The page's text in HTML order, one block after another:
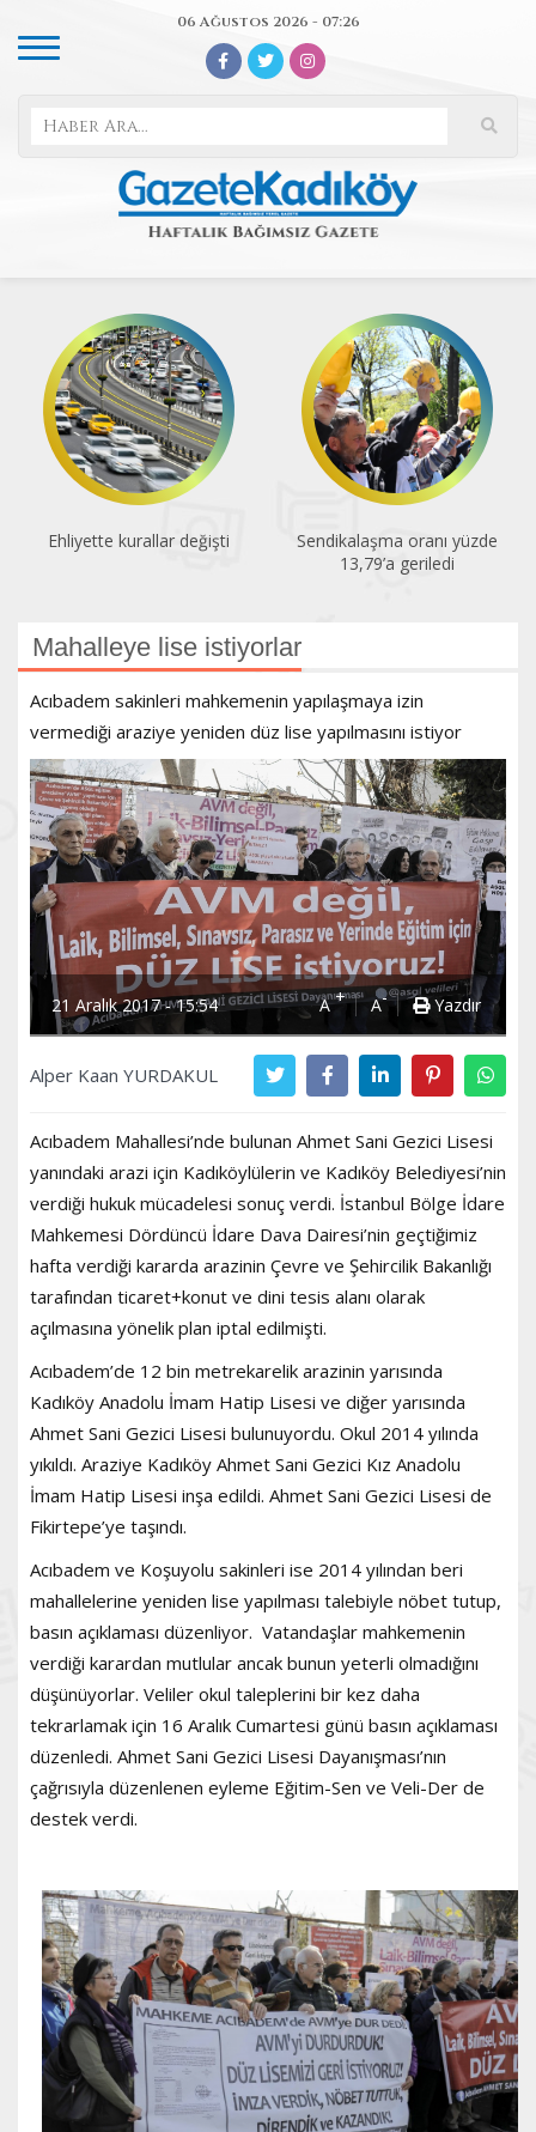
06 Ağustos 2026 - 07:26
Ehliyette kurallar değişti
Sendikalaşma oranı yüzde
13,79’a geriledi
Mahalleye lise istiyorlar
Acıbadem sakinleri mahkemenin yapılaşmaya izin
vermediği araziye yeniden düz lise yapılmasını istiyor
21 Aralık 2017 - 15:54 A+ A- Yazdır
Alper Kaan YURDAKUL
Acıbadem Mahallesi’nde bulunan Ahmet Sani Gezici Lisesi
yanındaki arazi için Kadıköylülerin ve Kadıköy Belediyesi’nin
verdiği hukuk mücadelesi sonuç verdi. İstanbul Bölge İdare
Mahkemesi Dördüncü İdare Dava Dairesi’nin geçtiğimiz
hafta verdiği kararda arazinin Çevre ve Şehircilik Bakanlığı
tarafından ticaret+konut ve dini tesis alanı olarak
açılmasına yönelik plan iptal edilmişti.
Acıbadem’de 12 bin metrekarelik arazinin yarısında
Kadıköy Anadolu İmam Hatip Lisesi ve diğer yarısında
Ahmet Sani Gezici Lisesi bulunuyordu. Okul 2014 yılında
yıkıldı. Araziye Kadıköy Ahmet Sani Gezici Kız Anadolu
İmam Hatip Lisesi inşa edildi. Ahmet Sani Gezici Lisesi de
Fikirtepe’ye taşındı.
Acıbadem ve Koşuyolu sakinleri ise 2014 yılından beri
mahallelerine yeniden lise yapılması talebiyle nöbet tutup,
basın açıklaması düzenliyor. Vatandaşlar mahkemenin
verdiği karardan mutlular ancak bunun yeterli olmadığını
düşünüyorlar. Veliler okul taleplerini bir kez daha
tekrarlamak için 16 Aralık Cumartesi günü basın açıklaması
düzenledi. Ahmet Sani Gezici Lisesi Dayanışması’nın
çağrısıyla düzenlenen eyleme Eğitim-Sen ve Veli-Der de
destek verdi.